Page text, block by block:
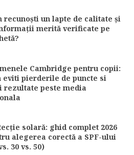
recunoști un lapte de calitate și
merită verificate pe
Cambridge pentru copii:
eviti pierderile de puncte si
rezultate peste media
solară: ghid complet 2026
alegerea corectă a SPF-ului
30 vs. 50)